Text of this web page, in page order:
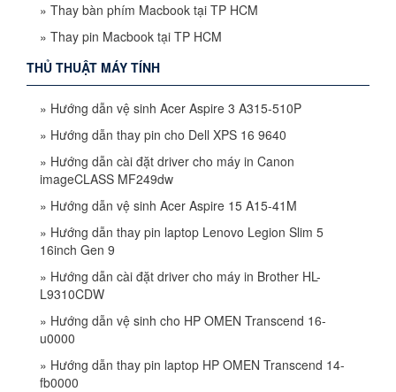
» Thay bàn phím Macbook tại TP HCM
» Thay pin Macbook tại TP HCM
THỦ THUẬT MÁY TÍNH
» Hướng dẫn vệ sinh Acer Aspire 3 A315-510P
» Hướng dẫn thay pin cho Dell XPS 16 9640
» Hướng dẫn cài đặt driver cho máy in Canon
imageCLASS MF249dw
» Hướng dẫn vệ sinh Acer Aspire 15 A15-41M
» Hướng dẫn thay pin laptop Lenovo Legion Slim 5
16inch Gen 9
» Hướng dẫn cài đặt driver cho máy in Brother HL-
L9310CDW
» Hướng dẫn vệ sinh cho HP OMEN Transcend 16-
u0000
» Hướng dẫn thay pin laptop HP OMEN Transcend 14-
fb0000